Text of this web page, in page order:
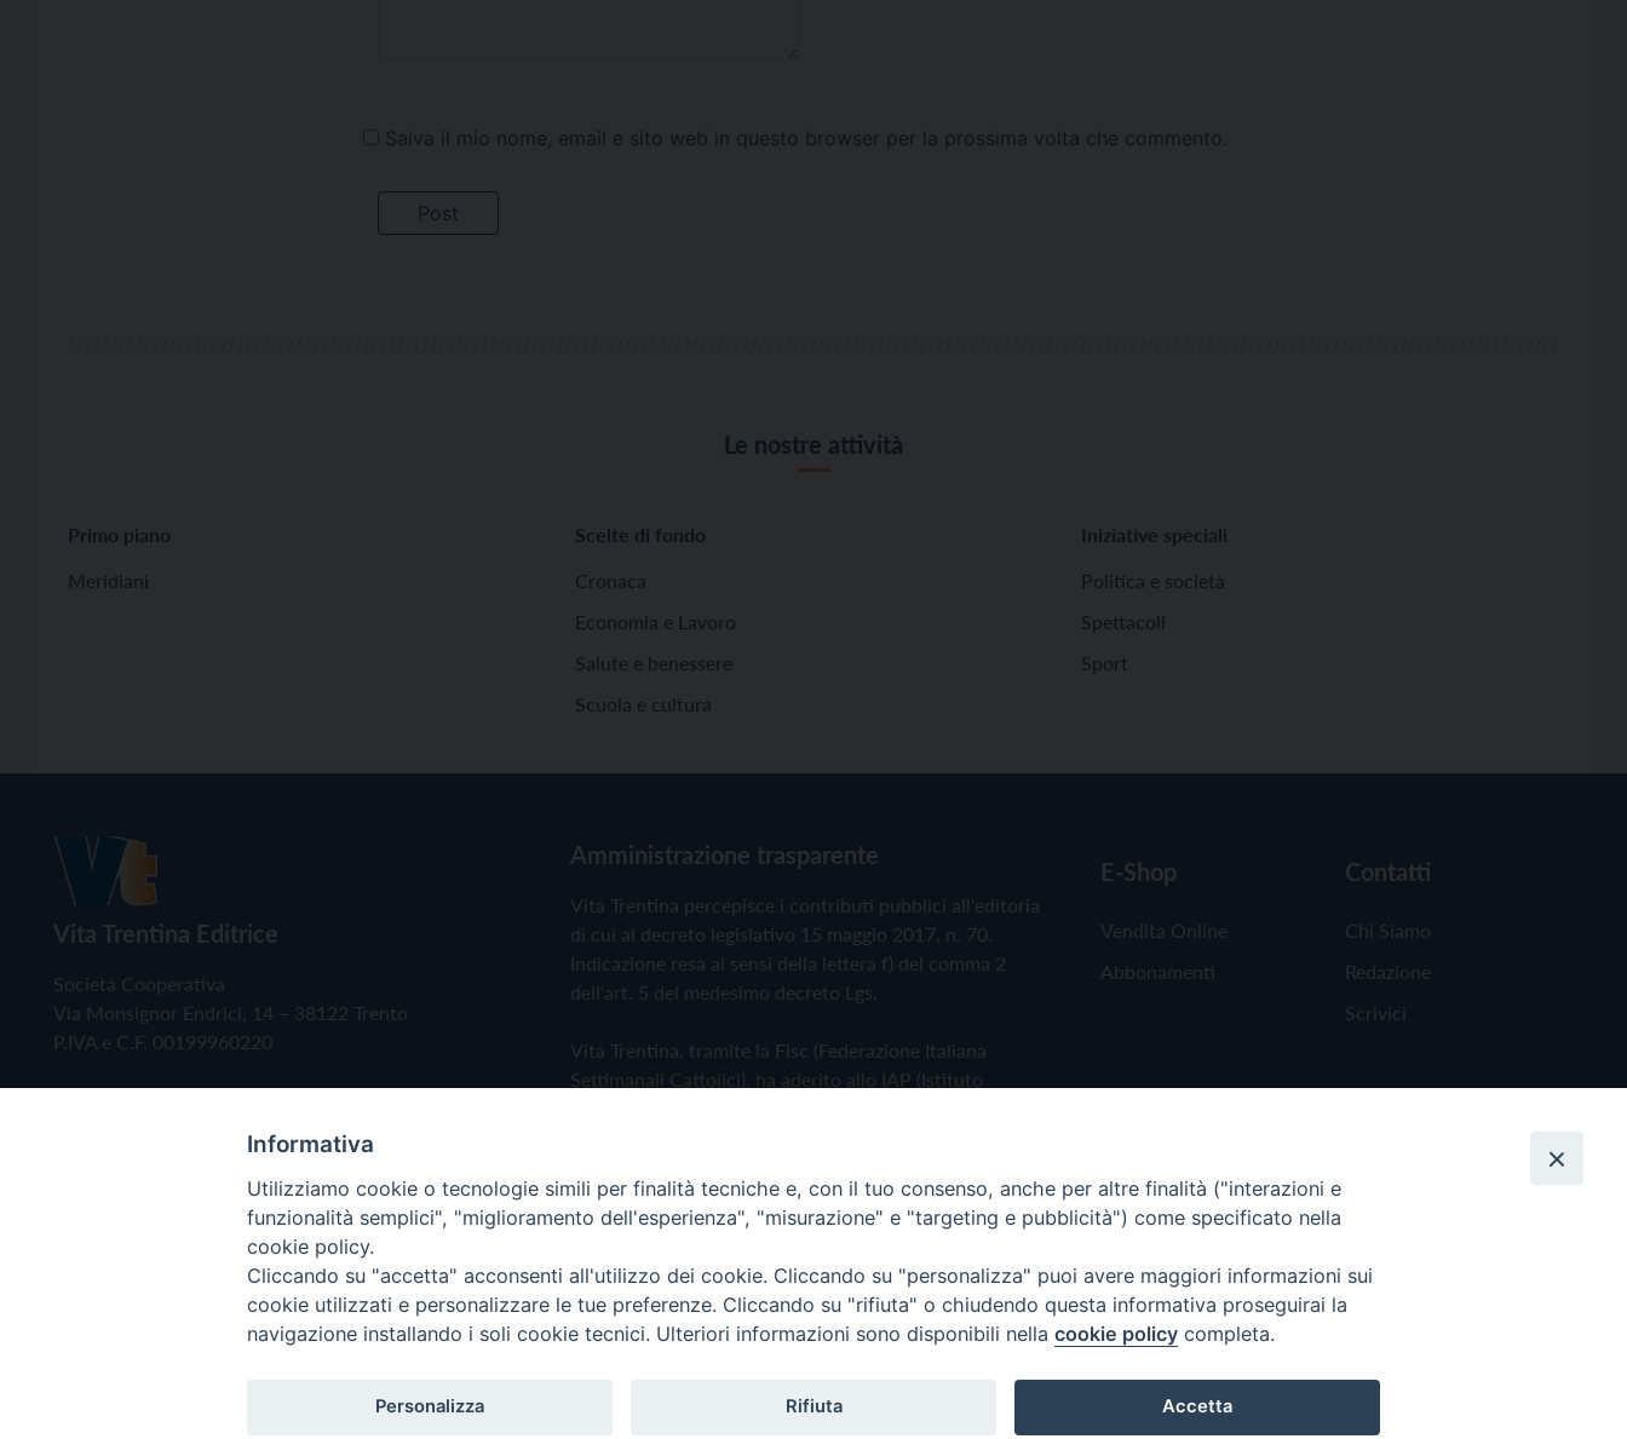
Salva il mio nome, email e sito web in questo browser per la prossima volta che commento.
Le nostre attività
Primo piano
Meridiani
Scelte di fondo
Cronaca
Economia e Lavoro
Salute e benessere
Scuola e cultura
Iniziative speciali
Politica e società
Spettacoli
Sport
Vita Trentina Editrice
Società Cooperativa
Via Monsignor Endrici, 14 – 38122 Trento
P.IVA e C.F. 00199960220
Amministrazione trasparente
Vita Trentina percepisce i contributi pubblici all'editoria
di cui al decreto legislativo 15 maggio 2017, n. 70.
Indicazione resa ai sensi della lettera f) del comma 2
dell'art. 5 del medesimo decreto Lgs.
Vita Trentina, tramite la Fisc (Federazione Italiana
Settimanali Cattolici), ha aderito allo IAP (Istituto
Privacy Policy Cookie Policy
E-Shop
Vendita Online
Abbonamenti
Contatti
Chi Siamo
Redazione
Scrivici
Copyright © 2019 - Tutti i diritti riservati - Vita Trentina Editrice
Informativa
Utilizziamo cookie o tecnologie simili per finalità tecniche e, con il tuo consenso, anche per altre finalità ("interazioni e
funzionalità semplici", "miglioramento dell'esperienza", "misurazione" e "targeting e pubblicità") come specificato nella
cookie policy.
Cliccando su "accetta" acconsenti all'utilizzo dei cookie. Cliccando su "personalizza" puoi avere maggiori informazioni sui
cookie utilizzati e personalizzare le tue preferenze. Cliccando su "rifiuta" o chiudendo questa informativa proseguirai la
navigazione installando i soli cookie tecnici. Ulteriori informazioni sono disponibili nella cookie policy completa.
Personalizza Rifiuta Accetta